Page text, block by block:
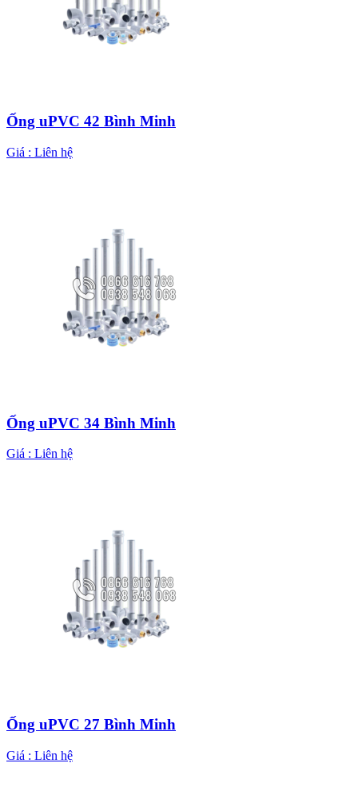
Ống uPVC 42 Bình Minh
Giá : Liên hệ
Ống uPVC 34 Bình Minh
Giá : Liên hệ
Ống uPVC 27 Bình Minh
Giá : Liên hệ